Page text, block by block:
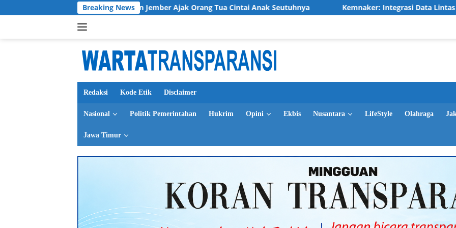
ke
Breaking News
Ketua TP PKK Kabupaten Jember Ajak Orang Tua Cintai Anak Seutuhnya Kemnaker: Integrasi Data Lintas Instansi
Redaksi Kode Etik Disclaimer
Nasional Politik Pemerintahan Hukrim Opini Ekbis Nusantara LifeStyle Olahraga
Jawa Timur